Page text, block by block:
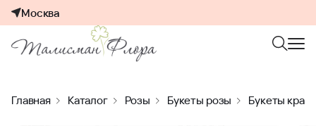
Москва
Главная Каталог Розы Букеты розы Букеты